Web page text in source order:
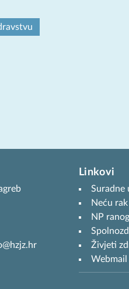
Linkovi
Suradne
Neću rak
NP
Živjeti
Webmail